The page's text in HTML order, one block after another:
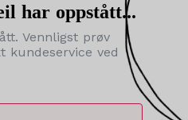
har oppstått...
Vennligst prøv
kundeservice ved